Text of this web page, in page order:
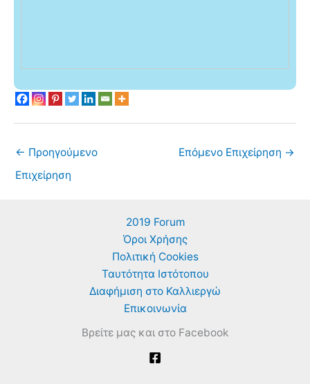
← Προηγούμενο
Επιχείρηση
Επόμενο Επιχείρηση →
2019 Forum
Όροι Χρήσης
Πολιτική Cookies
Ταυτότητα Ιστότοπου
Διαφήμιση στο Καλλιεργώ
Επικοινωνία
Βρείτε μας και στο Facebook